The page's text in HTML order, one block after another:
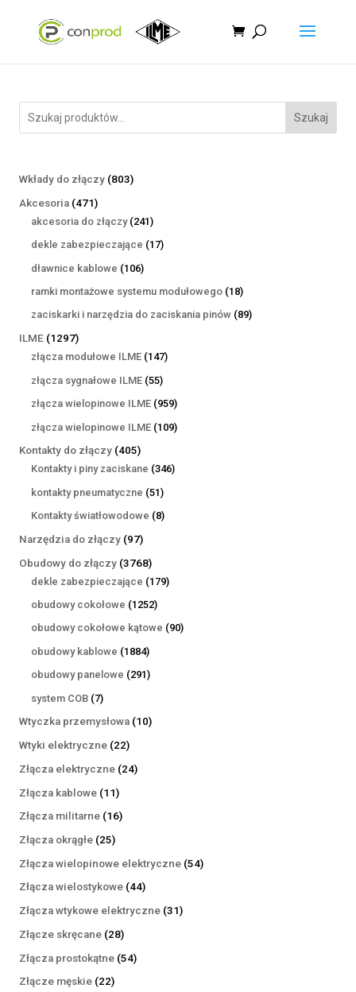
Szukaj
Wkłady do złączy 803803
Akcesoria 471471
produktów
akcesoria do złączy 241241
produktów
dekle zabezpieczające 1717
dławnice kablowe 106106
produktów
ramki montażowe systemu modułowego 1818
produktów
zaciskarki i narzędzia do zaciskania pinów 8989
ILME 12971297
produktów
złącza modułowe ILME 147147
złącza sygnałowe ILME 5555
produktów
złącza wielopinowe ILME 959959
produktów
złącza wielopinowe ILME 109109
Kontakty do złączy 405405
produktów
Kontakty i piny zaciskane 346346
kontakty pneumatyczne 5151
produktów
Kontakty światłowodowe 88
Narzędzia do złączy 9797
produktów
Obudowy do złączy 37683768
produktów
dekle zabezpieczające 179179
obudowy cokołowe 12521252
produkty
obudowy cokołowe kątowe 9090
obudowy kablowe 18841884
produkty
obudowy panelowe 291291
system COB 77
produktów
Wtyczka przemysłowa 1010
Wtyki elektryczne 2222
produkty
Złącza elektryczne 2424
Złącza kablowe 1111
produktów
Złącza militarne 1616
Złącza okrągłe 2525
produktów
Złącza wielopinowe elektryczne 5454
Złącza wielostykowe 4444
produkty
Złącza wtykowe elektryczne 3131
Złącze skręcane 2828
produktów
Złącza prostokątne 5454
Złącze męskie 2222